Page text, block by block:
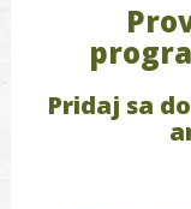
Pridaj sa